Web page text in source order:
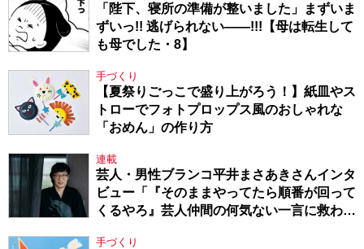
「陛下、寝所の準備が整いました」まずいま
ずいっ!! 逃げられない――!!!【母は転生して
も母でした・8】
手づくり
【夏祭りごっこで盛り上がろう！】紙皿やス
トローでフォトプロップス風のおしゃれな
「おめん」の作り方
連載
芸人・男性ブランコ平井まさあきさんインタ
ビュー「『そのままやってたら順番が回って
くるやろ』芸人仲間の何気ない一言に救われ
手づくり